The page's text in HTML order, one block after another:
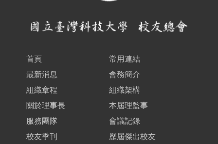
首頁
常用連結
最新消息
會務簡介
組織章程
組織架構
關於理事長
本屆理監事
服務團隊
會議記錄
校友季刊
歷屆傑出校友